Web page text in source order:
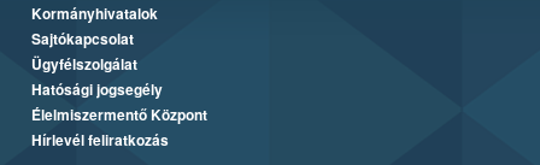
Kormányhivatalok
Sajtókapcsolat
Ügyfélszolgálat
Hatósági jogsegély
Élelmiszermentő Központ
Hírlevél feliratkozás